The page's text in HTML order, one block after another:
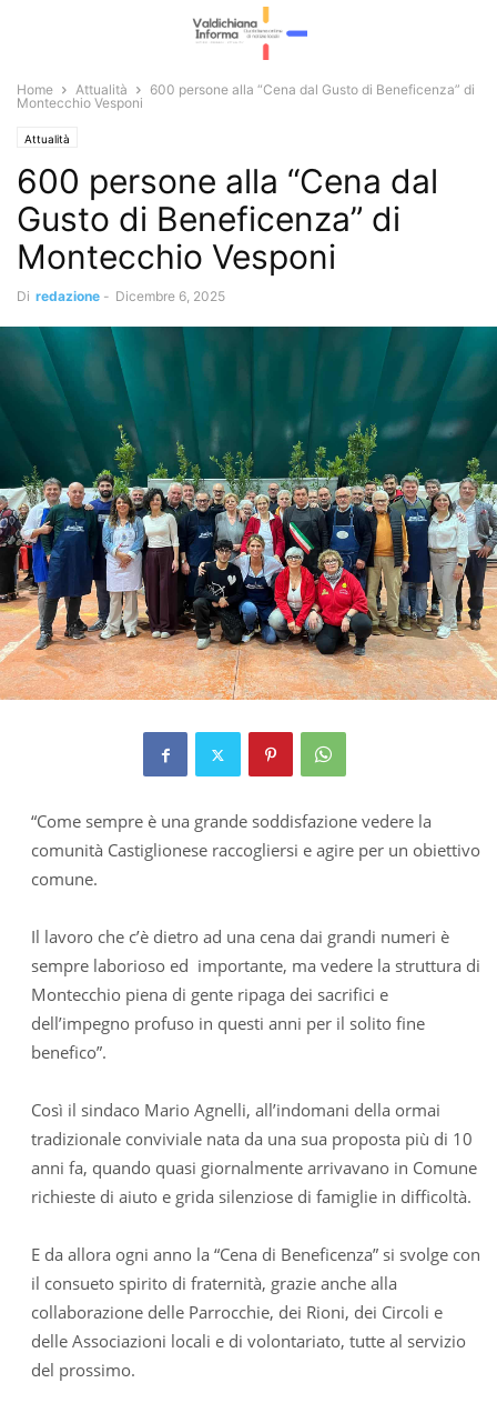
Home Attualità
600 persone alla “Cena dal Gusto di Beneficenza” di
Montecchio Vesponi
Attualità
600 persone alla “Cena dal
Gusto di Beneficenza” di
Montecchio Vesponi
Di redazione - Dicembre 6, 2025
“Come sempre è una grande soddisfazione vedere la
comunità Castiglionese raccogliersi e agire per un obiettivo
comune.
Il lavoro che c’è dietro ad una cena dai grandi numeri è
sempre laborioso ed importante, ma vedere la struttura di
Montecchio piena di gente ripaga dei sacrifici e
dell’impegno profuso in questi anni per il solito fine
benefico”.
Così il sindaco Mario Agnelli, all’indomani della ormai
tradizionale conviviale nata da una sua proposta più di 10
anni fa, quando quasi giornalmente arrivavano in Comune
richieste di aiuto e grida silenziose di famiglie in difficoltà.
E da allora ogni anno la “Cena di Beneficenza” si svolge con
il consueto spirito di fraternità, grazie anche alla
collaborazione delle Parrocchie, dei Rioni, dei Circoli e
delle Associazioni locali e di volontariato, tutte al servizio
del prossimo.